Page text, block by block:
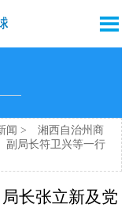

——
闻 >
湘西自治州商
副局长符卫兴等一行
长张立新及党